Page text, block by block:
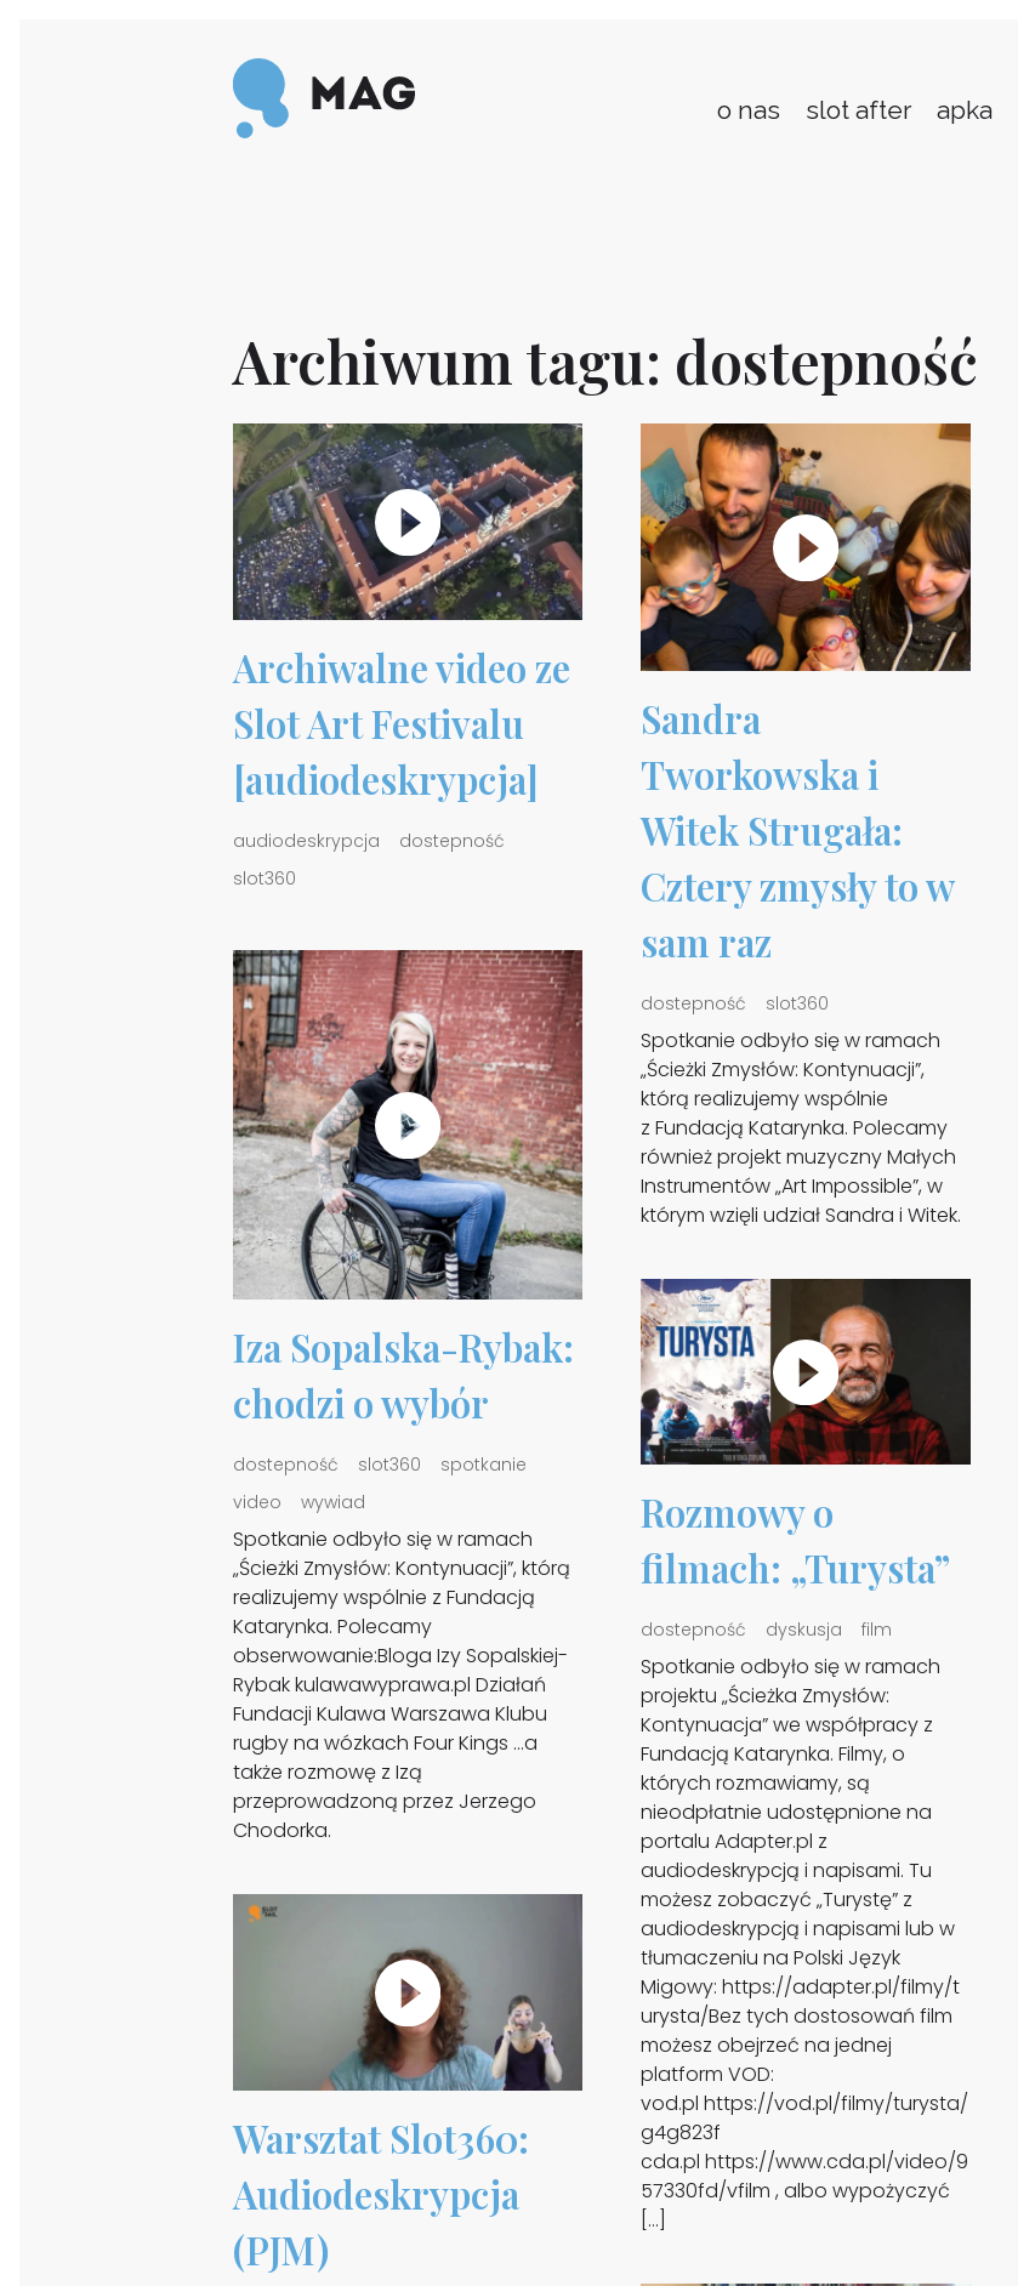
Przejdź do treści
o nas slot after apka
Archiwum tagu: dostepność
Archiwalne video ze
Slot Art Festivalu
[audiodeskrypcja]
audiodeskrypcja
dostepność
slot360
Iza Sopalska-Rybak:
chodzi o wybór
dostepność slot360
spotkanie
video
wywiad
Spotkanie odbyło się w ramach
„Ścieżki Zmysłów: Kontynuacji”, którą
realizujemy wspólnie z Fundacją
Katarynka. Polecamy
obserwowanie:Bloga Izy Sopalskiej-
Rybak kulawawyprawa.pl Działań
Fundacji Kulawa Warszawa Klubu
rugby na wózkach Four Kings …a
także rozmowę z Izą
przeprowadzoną przez Jerzego
Chodorka.
Warsztat Slot360:
Audiodeskrypcja
(PJM)
Sandra
Tworkowska i
Witek Strugała:
Cztery zmysły to w
sam raz
dostepność slot360
Spotkanie odbyło się w ramach
„Ścieżki Zmysłów: Kontynuacji”,
którą realizujemy wspólnie
z Fundacją Katarynka. Polecamy
również projekt muzyczny Małych
Instrumentów „Art Impossible”, w
którym wzięli udział Sandra i Witek.
Rozmowy o
filmach: „Turysta”
dostepność dyskusja film
Spotkanie odbyło się w ramach
projektu „Ścieżka Zmysłów:
Kontynuacja” we współpracy z
Fundacją Katarynka. Filmy, o
których rozmawiamy, są
nieodpłatnie udostępnione na
portalu Adapter.pl z
audiodeskrypcją i napisami. Tu
możesz zobaczyć „Turystę” z
audiodeskrypcją i napisami lub w
tłumaczeniu na Polski Język
Migowy: https://adapter.pl/filmy/t
urysta/Bez tych dostosowań film
możesz obejrzeć na jednej
platform VOD:
vod.pl https://vod.pl/filmy/turysta/
g4g823f
cda.pl https://www.cda.pl/video/9
57330fd/vfilm , albo wypożyczyć
[…]